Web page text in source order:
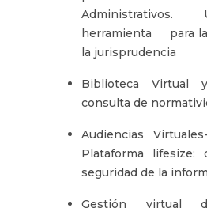
herramienta para la
la jurisprudencia
Biblioteca Virtual
consulta de
Audiencias
Plataforma lifesize:
seguridad de la
Gestión virtual